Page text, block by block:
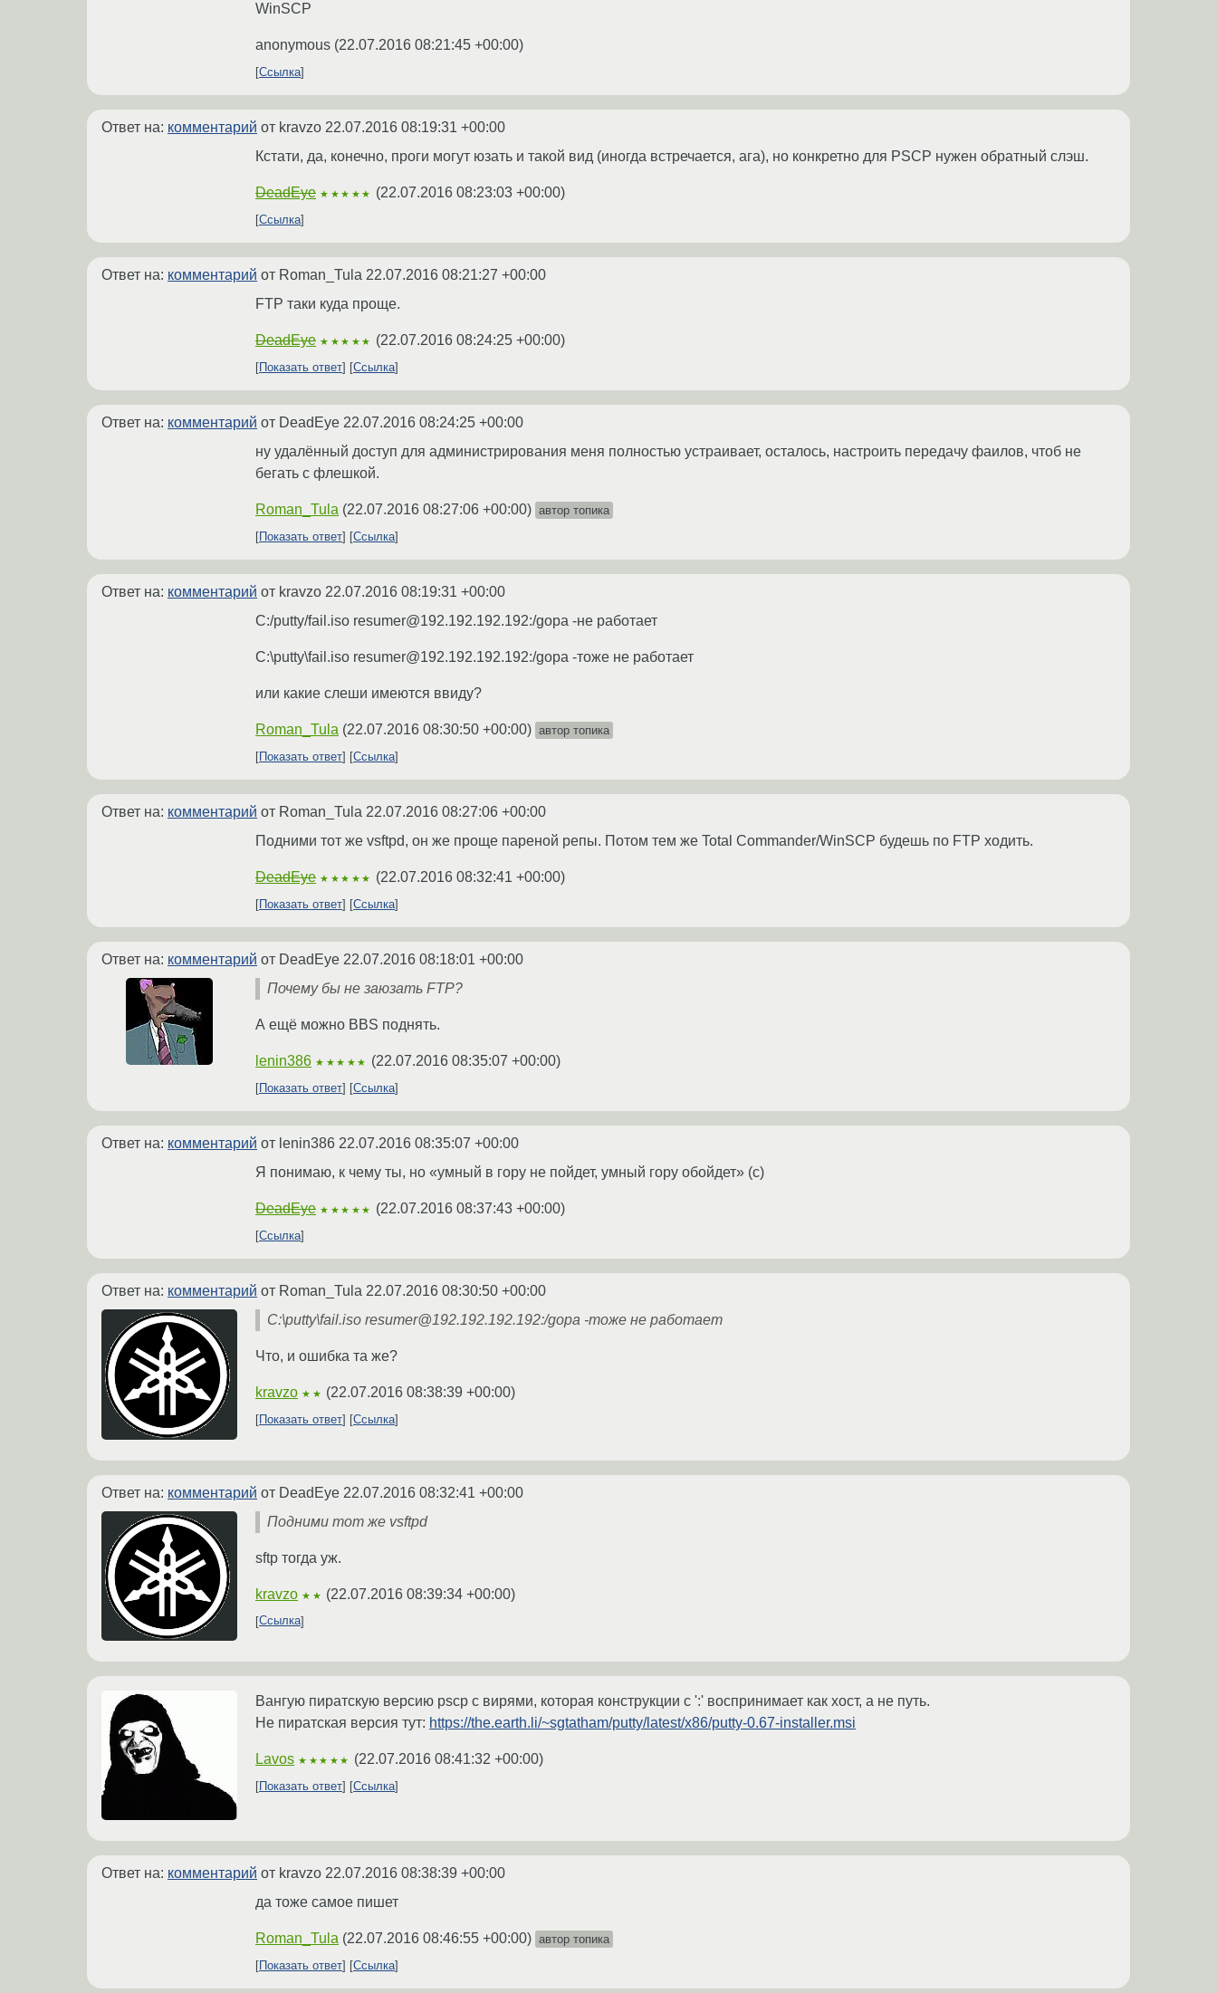
WinSCP
anonymous (22.07.2016 08:21:45 +00:00)
Ссылка
Ответ на: комментарий от kravzo 22.07.2016 08:19:31 +00:00
Кстати, да, конечно, проги могут юзать и такой вид (иногда встречается, ага), но конкретно для PSCP нужен обратный слэш.
DeadEye ★★★★★ (22.07.2016 08:23:03 +00:00)
Ссылка
Ответ на: комментарий от Roman_Tula 22.07.2016 08:21:27 +00:00
FTP таки куда проще.
DeadEye ★★★★★ (22.07.2016 08:24:25 +00:00)
Показать ответ Ссылка
Ответ на: комментарий от DeadEye 22.07.2016 08:24:25 +00:00
ну удалённый доступ для администрирования меня полностью устраивает, осталось, настроить передачу фаилов, чтоб не
бегать с флешкой.
Roman_Tula (22.07.2016 08:27:06 +00:00) автор топика
Показать ответ
Ссылка
Ответ на: комментарий от kravzo 22.07.2016 08:19:31 +00:00
C:/putty/fail.iso resumer@192.192.192.192:/gopa -не работает
C:\putty\fail.iso resumer@192.192.192.192:/gopa -тоже не работает
или какие слеши имеются ввиду?
Roman_Tula (22.07.2016 08:30:50 +00:00) автор топика
Показать ответ
Ссылка
Ответ на: комментарий от Roman_Tula 22.07.2016 08:27:06 +00:00
Подними тот же vsftpd, он же проще пареной репы. Потом тем же Total Commander/WinSCP будешь по FTP ходить.
DeadEye ★★★★★ (22.07.2016 08:32:41 +00:00)
Показать ответ Ссылка
Ответ на: комментарий от DeadEye 22.07.2016 08:18:01 +00:00
Почему бы не заюзать FTP?
А ещё можно BBS поднять.
lenin386 ★★★★★ (22.07.2016 08:35:07 +00:00)
Показать ответ Ссылка
Ответ на: комментарий от lenin386 22.07.2016 08:35:07 +00:00
Я понимаю, к чему ты, но «умный в гору не пойдет, умный гору обойдет» (с)
DeadEye ★★★★★ (22.07.2016 08:37:43 +00:00)
Ссылка
Ответ на: комментарий от Roman_Tula 22.07.2016 08:30:50 +00:00
C:\putty\fail.iso resumer@192.192.192.192:/gopa -тоже не работает
Что, и ошибка та же?
kravzo ★★ (22.07.2016 08:38:39 +00:00)
Показать ответ Ссылка
Ответ на: комментарий от DeadEye 22.07.2016 08:32:41 +00:00
Подними тот же vsftpd
sftp тогда уж.
kravzo ★★ (22.07.2016 08:39:34 +00:00)
Ссылка
Вангую пиратскую версию pscp с вирями, которая конструкции с ':' воспринимает как хост, а не путь.
Не пиратская версия тут: https://the.earth.li/~sgtatham/putty/latest/x86/putty-0.67-installer.msi
Lavos ★★★★★ (22.07.2016 08:41:32 +00:00)
Показать ответ Ссылка
Ответ на: комментарий от kravzo 22.07.2016 08:38:39 +00:00
да тоже самое пишет
Roman_Tula (22.07.2016 08:46:55 +00:00) автор топика
Показать ответ
Ссылка